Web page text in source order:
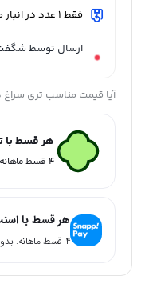
فقط 1 عدد در انبار موجود است
ارسال توسط
آیا قیمت مناسب تری سراغ
هر قسط با
۴ قسط ماهانه. بدون سود، چک و ضامن.
هر قسط با
۴ قسط ماهانه. بدون سود، چک و ضامن.